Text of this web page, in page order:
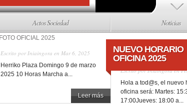
Actos Sociedad
Escrito porIniaingora en Mar 6, 2025
Herriko Plaza Domingo 9 de marzo
2025 10 Horas Marcha a...
Leer más
Noticias
NUEVO HORARIO
OFICINA 2025
Escrito porIniaingoraen
Hola a tod@s, el nuevo
oficina será: Martes:
17:00Jueves: 18:00 a...